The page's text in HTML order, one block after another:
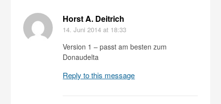
Horst A. Deitrich
14. Juni 2014 at 18:33
Version 1 – passt am besten zum
Donaudelta
Reply to this message